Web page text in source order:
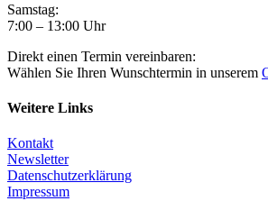
Samstag:
7:00 – 13:00 Uhr
Direkt einen Termin vereinbaren:
Wählen Sie Ihren Wunschtermin in unserem
Weitere Links
Kontakt
Newsletter
Datenschutzerklärung
Impressum